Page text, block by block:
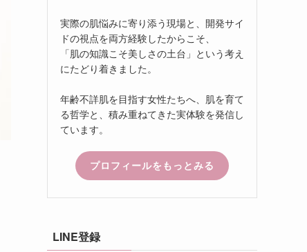
実際の肌悩みに寄り添う現場と、開発サイ
ドの視点を両方経験したからこそ、
「肌の知識こそ美しさの土台」という考え
にたどり着きました。
年齢不詳肌を目指す女性たちへ、肌を育て
る哲学と、積み重ねてきた実体験を発信し
ています。
プロフィールをもっとみる
LINE登録